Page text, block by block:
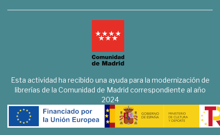
Esta actividad ha recibido una ayuda para la modernización de
librerías de la Comunidad de Madrid correspondiente al año
2024